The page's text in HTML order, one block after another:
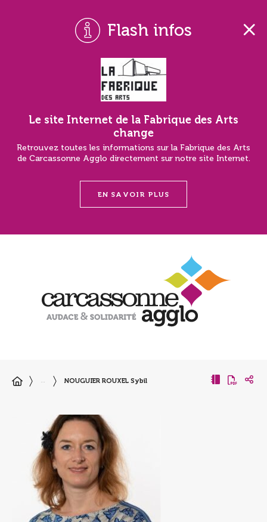
Flash infos
Le site Internet de la Fabrique des Arts
change
Retrouvez toutes les informations sur la Fabrique des Arts
de Carcassonne Agglo directement sur notre site Internet.
EN SAVOIR PLUS
… NOUGUIER ROUXEL Sybil